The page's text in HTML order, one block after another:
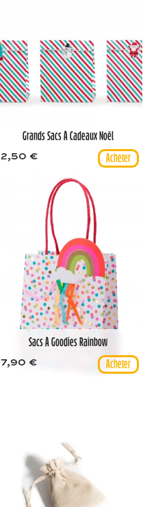
Grands Sacs À Cadeaux Noël
2,50 €
Sacs À Goodies Rainbow
7,90 €